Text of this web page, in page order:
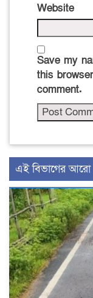
Website
Save my
this
comment.
এই বিভাগের আরো